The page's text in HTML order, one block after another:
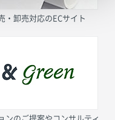
・卸売対応のECサイト